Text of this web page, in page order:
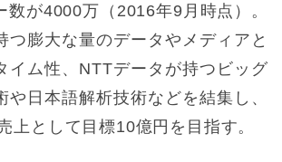
数が4000万（2016年9月時点）。
つ膨大な量のデータやメディアと
イム性、NTTデータが持つビッグ
や日本語解析技術などを結集し、
上として目標10億円を目指す。